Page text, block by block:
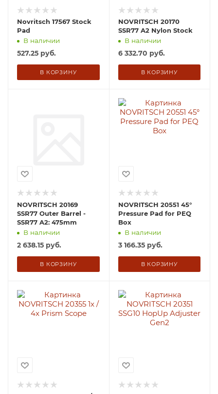
Novritsch 17567 Stock
Pad
В наличии
527.25 руб.
В КОРЗИНУ
NOVRITSCH 20170
SSR77 A2 Nylon Stock
В наличии
6 332.70 руб.
В КОРЗИНУ
NOVRITSCH 20169
SSR77 Outer Barrel -
SSR77 A2: 475mm
В наличии
2 638.15 руб.
В КОРЗИНУ
NOVRITSCH 20551 45°
Pressure Pad for PEQ
Box
В наличии
3 166.35руб.
В КОРЗИНУ